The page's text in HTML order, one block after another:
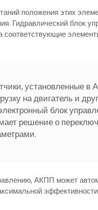
положения этих
Гидравлический блок
соответствующие
установленные в
на двигатель и
блок
решение о
АКПП может